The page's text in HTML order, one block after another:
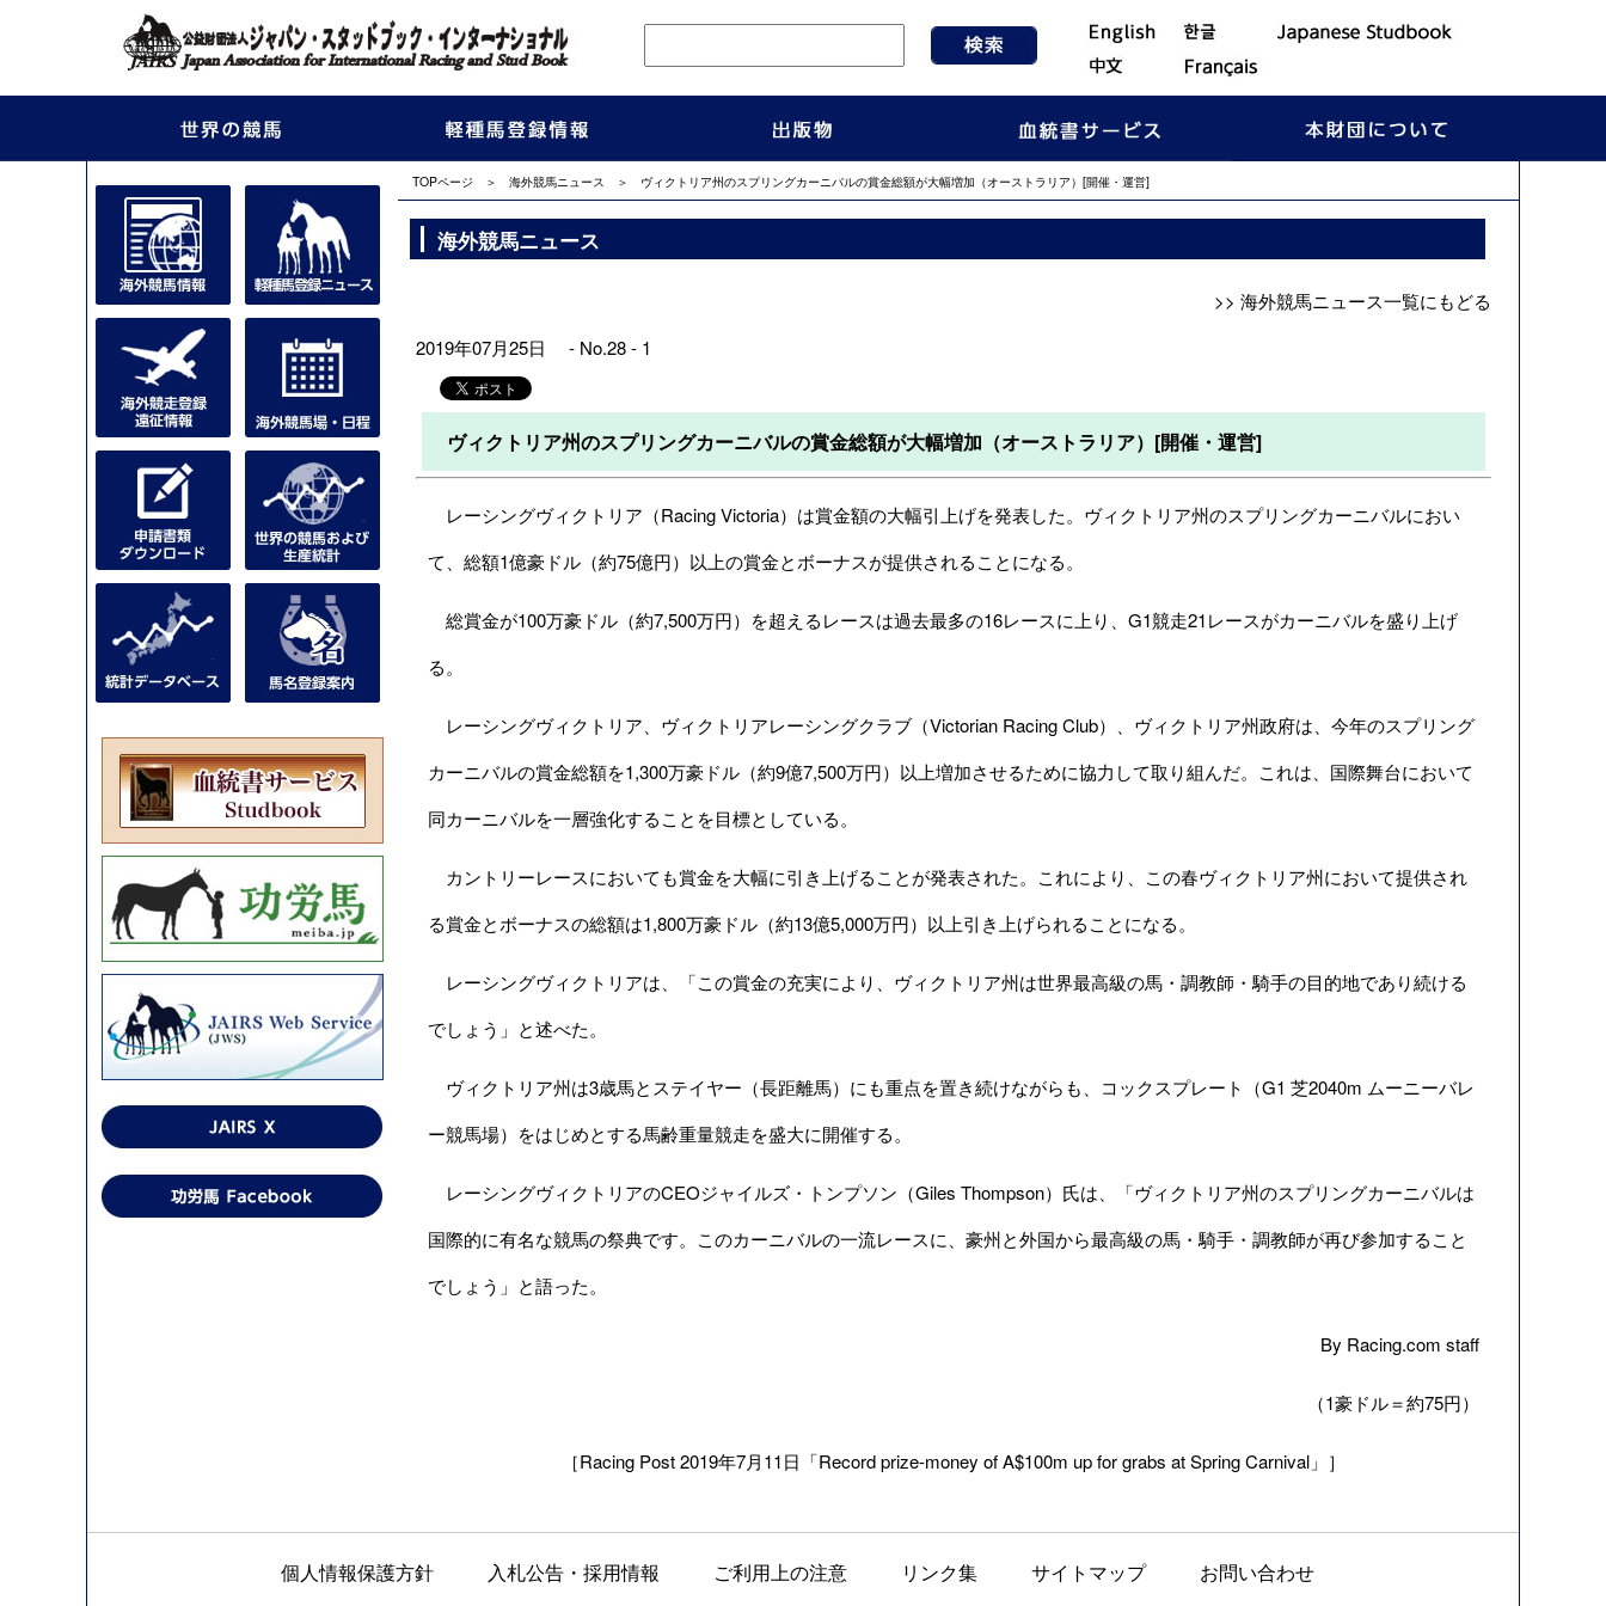
TOPページ ＞ 海外競馬ニュース ＞ ヴィクトリア州のスプリングカーニバルの賞金総額が大幅増加（オーストラリア）[開催・運営]
海外競馬ニュース
>> 海外競馬ニュース一覧にもどる
2019年07月25日 - No.28 - 1
ヴィクトリア州のスプリングカーニバルの賞金総額が大幅増加（オーストラリア）[開催・運営]
レーシングヴィクトリア（Racing Victoria）は賞金額の大幅引上げを発表した。ヴィクトリア州のスプリングカーニバルにおい
て、総額1億豪ドル（約75億円）以上の賞金とボーナスが提供されることになる。
総賞金が100万豪ドル（約7,500万円）を超えるレースは過去最多の16レースに上り、G1競走21レースがカーニバルを盛り上げ
る。
レーシングヴィクトリア、ヴィクトリアレーシングクラブ（Victorian Racing Club）、ヴィクトリア州政府は、今年のスプリング
カーニバルの賞金総額を1,300万豪ドル（約9億7,500万円）以上増加させるために協力して取り組んだ。これは、国際舞台において
同カーニバルを一層強化することを目標としている。
カントリーレースにおいても賞金を大幅に引き上げることが発表された。これにより、この春ヴィクトリア州において提供され
る賞金とボーナスの総額は1,800万豪ドル（約13億5,000万円）以上引き上げられることになる。
レーシングヴィクトリアは、「この賞金の充実により、ヴィクトリア州は世界最高級の馬・調教師・騎手の目的地であり続ける
でしょう」と述べた。
ヴィクトリア州は3歳馬とステイヤー（長距離馬）にも重点を置き続けながらも、コックスプレート（G1 芝2040m ムーニーバレ
ー競馬場）をはじめとする馬齢重量競走を盛大に開催する。
レーシングヴィクトリアのCEOジャイルズ・トンプソン（Giles Thompson）氏は、「ヴィクトリア州のスプリングカーニバルは
国際的に有名な競馬の祭典です。このカーニバルの一流レースに、豪州と外国から最高級の馬・騎手・調教師が再び参加すること
でしょう」と語った。
By Racing.com staff
（1豪ドル＝約75円）
［Racing Post 2019年7月11日「Record prize-money of A$100m up for grabs at Spring Carnival」］
個人情報保護方針 入札公告・採用情報 ご利用上の注意 リンク集 サイトマップ お問い合わせ